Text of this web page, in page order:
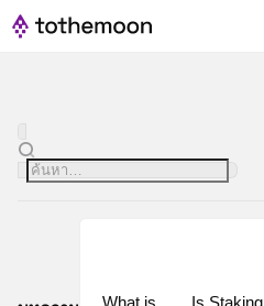
What is
Is Staking